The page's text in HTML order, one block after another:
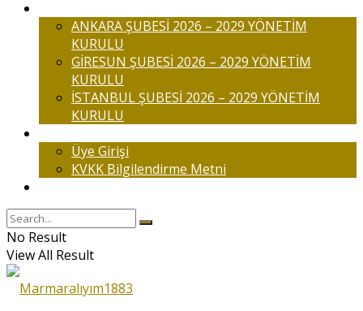
ANKARA ŞUBESİ 2026 – 2029 YÖNETİM
KURULU
GİRESUN ŞUBESİ 2026 – 2029 YÖNETİM
KURULU
İSTANBUL ŞUBESİ 2026 – 2029 YÖNETİM
KURULU
Üye Girişi
KVKK Bilgilendirme Metni
No Result
View All Result